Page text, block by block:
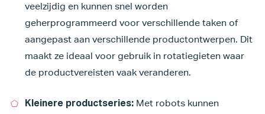
veelzijdig en kunnen snel worden
geherprogrammeerd voor verschillende taken of
aangepast aan verschillende productontwerpen. Dit
maakt ze ideaal voor gebruik in rotatiegieten waar
de productvereisten vaak veranderen.
Kleinere productseries: Met robots kunnen